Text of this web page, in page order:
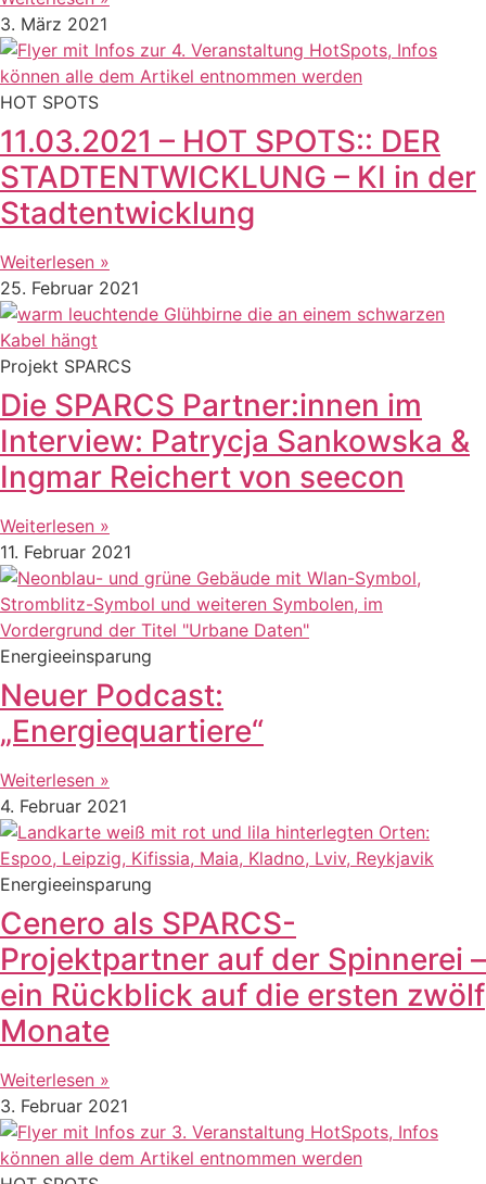
3. März 2021
HOT SPOTS
11.03.2021 – HOT SPOTS:: DER
STADTENTWICKLUNG – KI in der
Stadtentwicklung
Weiterlesen »
25. Februar 2021
Projekt SPARCS
Die SPARCS Partner:innen im
Interview: Patrycja Sankowska &
Ingmar Reichert von seecon
Weiterlesen »
11. Februar 2021
Energieeinsparung
Neuer Podcast:
„Energiequartiere“
Weiterlesen »
4. Februar 2021
Energieeinsparung
Cenero als SPARCS-
Projektpartner auf der Spinnerei –
ein Rückblick auf die ersten zwölf
Monate
Weiterlesen »
3. Februar 2021